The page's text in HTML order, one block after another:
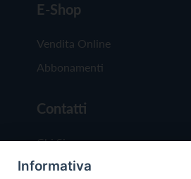
E-Shop
Vendita Online
Abbonamenti
Contatti
Chi Siamo
Redazione
Informativa